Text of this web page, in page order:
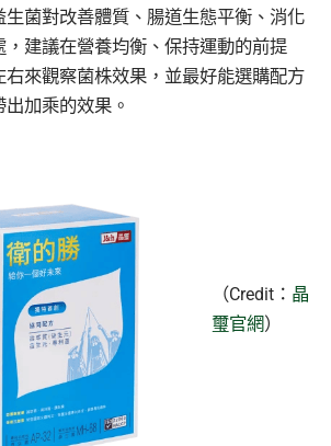
菌對改善體質、腸道生態平衡、消化
建議在營養均衡、保持運動的前提
右來觀察菌株效果，並最好能選購配方
加乘的效果。
（Credit： 晶
璽官網）